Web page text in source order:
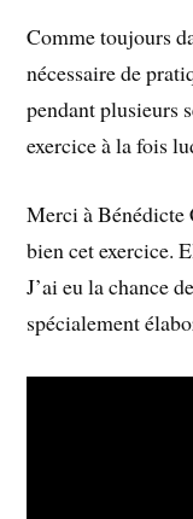
Comme toujours
nécessaire de
pendant plusieurs
exercice à la fois
Merci à Bénédicte
bien cet exercice.
J’ai eu la chance
spécialement